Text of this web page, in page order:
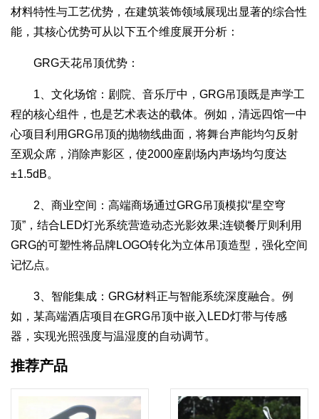
材料特性与工艺优势，在建筑装饰领域展现出显著的综合性
能，其核心优势可从以下五个维度展开分析：
GRG天花吊顶优势：
1、文化场馆：剧院、音乐厅中，GRG吊顶既是声学工
程的核心组件，也是艺术表达的载体。例如，清远四馆一中
心项目利用GRG吊顶的抛物线曲面，将舞台声能均匀反射
至观众席，消除声影区，使2000座剧场内声场均匀度达
±1.5dB。
2、商业空间：高端商场通过GRG吊顶模拟“星空穹
顶”，结合LED灯光系统营造动态光影效果;连锁餐厅则利用
GRG的可塑性将品牌LOGO转化为立体吊顶造型，强化空间
记忆点。
3、智能集成：GRG材料正与智能系统深度融合。例
如，某高端酒店项目在GRG吊顶中嵌入LED灯带与传感
器，实现光照强度与温湿度的自动调节。
推荐产品